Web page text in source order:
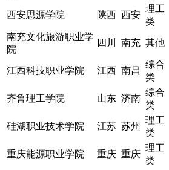
西安思源学院 陕西 西安
理工
类
南充文化旅游职业学
院
四川 南充 其他
江西科技职业学院 江西 南昌
综合
类
齐鲁理工学院 山东 济南
综合
类
硅湖职业技术学院 江苏 苏州
理工
类
重庆能源职业学院 重庆 重庆
理工
类